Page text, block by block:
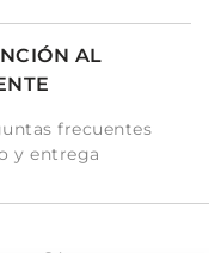
AL
frecuentes
y entrega